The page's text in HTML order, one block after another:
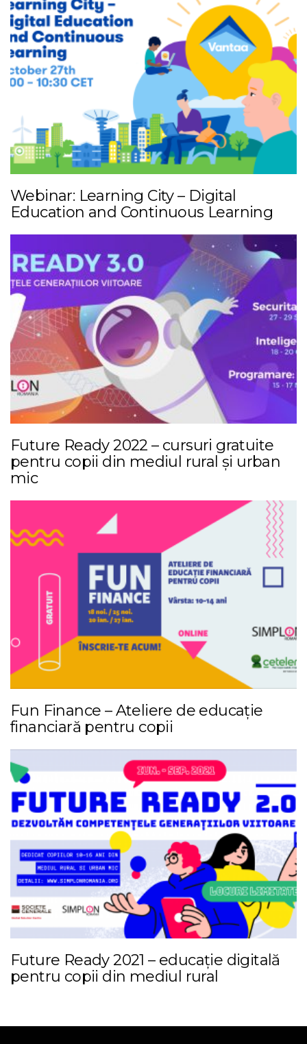
Webinar: Learning City – Digital
Education and Continuous Learning
Future Ready 2022 – cursuri gratuite
pentru copii din mediul rural și urban
mic
Fun Finance – Ateliere de educație
financiară pentru copii
Future Ready 2021 – educație digitală
pentru copii din mediul rural